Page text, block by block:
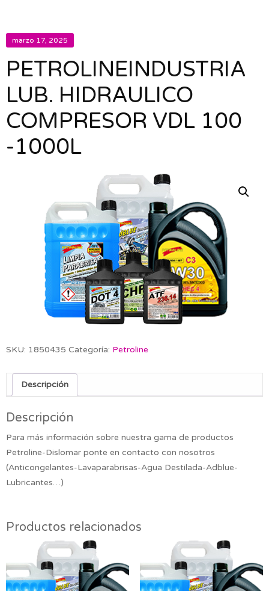
marzo 17, 2025
PETROLINEINDUSTRIA
LUB. HIDRAULICO
COMPRESOR VDL 100
-1000L
SKU: 1850435 Categoría: Petroline
Descripción
Descripción
Para más información sobre nuestra gama de productos
Petroline-Dislomar ponte en contacto con nosotros
(Anticongelantes-Lavaparabrisas-Agua Destilada-Adblue-
Lubricantes…)
Productos relacionados